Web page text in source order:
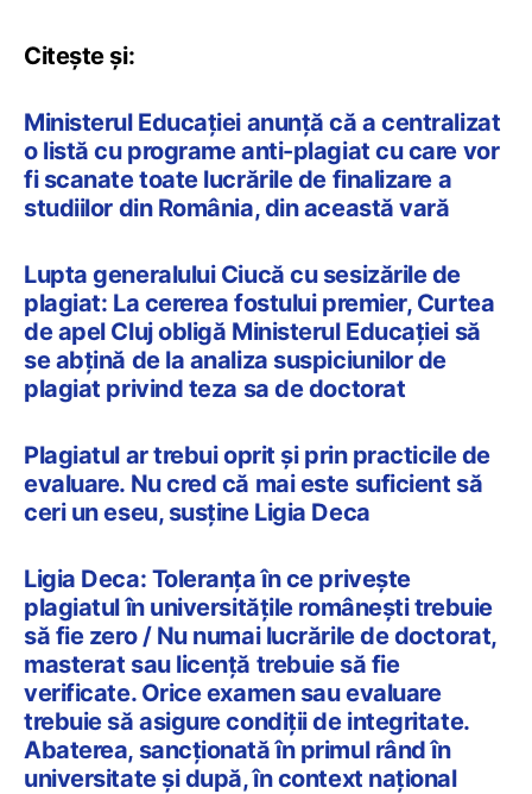
Citește și:
Ministerul Educației anunță că a centralizat
o listă cu programe anti-plagiat cu care vor
fi scanate toate lucrările de finalizare a
studiilor din România, din această vară
Lupta generalului Ciucă cu sesizările de
plagiat: La cererea fostului premier, Curtea
de apel Cluj obligă Ministerul Educaţiei să
se abţină de la analiza suspiciunilor de
plagiat privind teza sa de doctorat
Plagiatul ar trebui oprit și prin practicile de
evaluare. Nu cred că mai este suficient să
ceri un eseu, susține Ligia Deca
Ligia Deca: Toleranța în ce privește
plagiatul în universitățile românești trebuie
să fie zero / Nu numai lucrările de doctorat,
masterat sau licență trebuie să fie
verificate. Orice examen sau evaluare
trebuie să asigure condiții de integritate.
Abaterea, sancționată în primul rând în
universitate și după, în context național